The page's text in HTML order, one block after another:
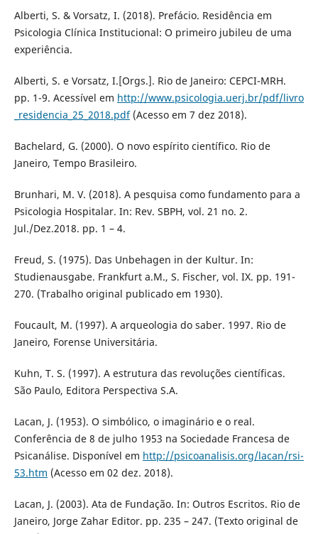
Alberti, S. & Vorsatz, I. (2018). Prefácio. Residência em
Psicologia Clínica Institucional: O primeiro jubileu de uma
experiência.
Alberti, S. e Vorsatz, I.[Orgs.]. Rio de Janeiro: CEPCI-MRH.
pp. 1-9. Acessível em http://www.psicologia.uerj.br/pdf/livro
_residencia_25_2018.pdf(Acesso em 7 dez 2018).
Bachelard, G. (2000). O novo espírito científico. Rio de
Janeiro, Tempo Brasileiro.
Brunhari, M. V. (2018). A pesquisa como fundamento para a
Psicologia Hospitalar. In: Rev. SBPH, vol. 21 no. 2.
Jul./Dez.2018. pp. 1 – 4.
Freud, S. (1975). Das Unbehagen in der Kultur. In:
Studienausgabe. Frankfurt a.M., S. Fischer, vol. IX. pp. 191-
270. (Trabalho original publicado em 1930).
Foucault, M. (1997). A arqueologia do saber. 1997. Rio de
Janeiro, Forense Universitária.
Kuhn, T. S. (1997). A estrutura das revoluções científicas.
São Paulo, Editora Perspectiva S.A.
Lacan, J. (1953). O simbólico, o imaginário e o real.
Conferência de 8 de julho 1953 na Sociedade Francesa de
Psicanálise. Disponível em http://psicoanalisis.org/lacan/rsi-
53.htm (Acesso em 02 dez. 2018).
Lacan, J. (2003). Ata de Fundação. In: Outros Escritos. Rio de
Janeiro, Jorge Zahar Editor. pp. 235 – 247. (Texto original de